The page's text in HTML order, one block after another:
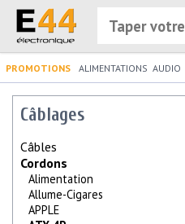
PROMOTIONS ALIMENTATIONS AUDIO
Câblages
Câbles
Cordons
Alimentation
Allume-Cigares
APPLE